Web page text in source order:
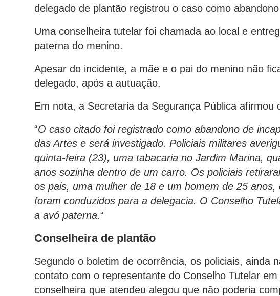
delegado de plantão registrou o caso como
Uma conselheira tutelar foi chamada ao local e
paterna do menino.
Apesar do incidente, a mãe e o pai do menino não
delegado, após a autuação.
Em nota, a Secretaria da Segurança Pública afirmou
“O caso citado foi registrado como abandono de
das Artes e será investigado. Policiais militares
quinta-feira (23), uma tabacaria no Jardim Marina,
anos sozinha dentro de um carro. Os policiais
os pais, uma mulher de 18 e um homem de 25
foram conduzidos para a delegacia. O Conselho
a avó paterna.“
Conselheira de plantão
Segundo o boletim de ocorrência, os policiais, ainda
contato com o representante do Conselho Tutelar
conselheira que atendeu alegou que não poderia